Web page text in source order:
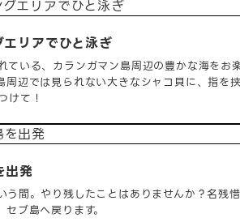
リアでひと泳ぎ
ている、カランガマン島周辺の豊かな海をお
周辺では見られない大きなシャコ貝に、指を
けて！
出発
う間。やり残したことはありませんか？名残
ブ島へ戻ります。